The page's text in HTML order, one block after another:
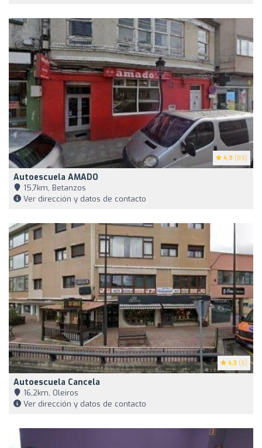
4.9 (89)
Autoescuela AMADO
15,7km, Betanzos
Ver dirección y datos de contacto
4.3 (6)
Autoescuela Cancela
16,2km, Oleiros
Ver dirección y datos de contacto